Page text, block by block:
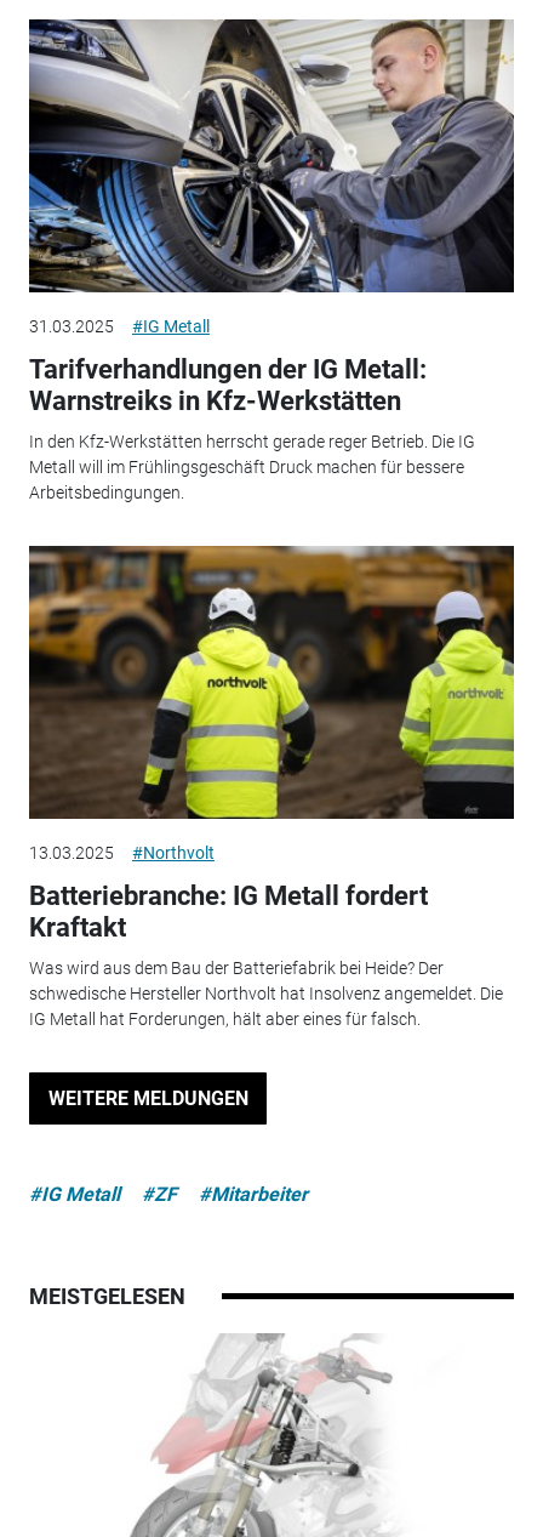
31.03.2025 #IG Metall
Tarifverhandlungen der IG Metall:
Warnstreiks in Kfz-Werkstätten
In den Kfz-Werkstätten herrscht gerade reger Betrieb. Die IG
Metall will im Frühlingsgeschäft Druck machen für bessere
Arbeitsbedingungen.
13.03.2025 #Northvolt
Batteriebranche: IG Metall fordert
Kraftakt
Was wird aus dem Bau der Batteriefabrik bei Heide? Der
schwedische Hersteller Northvolt hat Insolvenz angemeldet. Die
IG Metall hat Forderungen, hält aber eines für falsch.
WEITERE MELDUNGEN
#IG Metall #ZF #Mitarbeiter
MEISTGELESEN